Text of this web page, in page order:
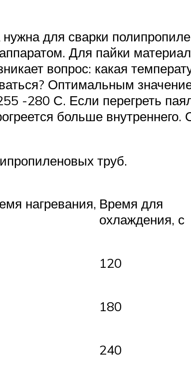
для сварки
Для пайки
вопрос: какая
Оптимальным
-280 С. Если перегреть
больше внутреннего.
труб.
нагревания, Время для
охлаждения, с
120
180
240